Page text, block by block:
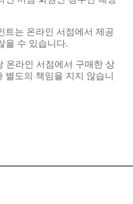
트는 온라인 서점에서 제공
을 수 있습니다.
온라인 서점에서 구매한 상
별도의 책임을 지지 않습니